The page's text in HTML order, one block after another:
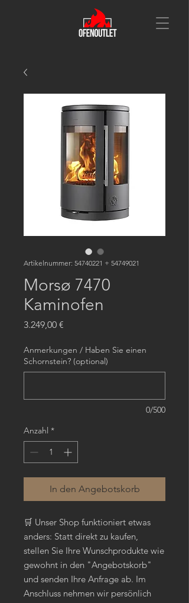
Artikelnummer: 54740221 + 54749021
Morsø 7470
Kaminofen
3.249,00 €
Anmerkungen / Haben Sie einen
Schornstein? (optional)
0/500
Anzahl *
In den Angebotskorb
🛒 Unser Shop funktioniert etwas
anders: Statt direkt zu kaufen,
stellen Sie Ihre Wunschprodukte wie
gewohnt in den "Angebotskorb"
und senden Ihre Anfrage ab. Im
Anschluss nehmen wir persönlich